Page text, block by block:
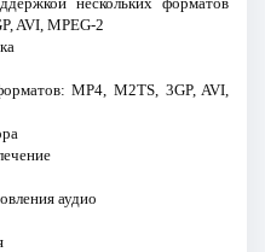
AVI, MPEG-2
MP4, M2TS, 3GP, AVI,
аудио